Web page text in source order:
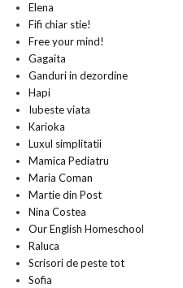
Elena
Fifi chiar stie!
Free your mind!
Gagaita
Ganduri in dezordine
Hapi
Iubeste viata
Karioka
Luxul simplitatii
Mamica Pediatru
Maria Coman
Martie din Post
Nina Costea
Our English Homeschool
Raluca
Scrisori de peste tot
Sofia